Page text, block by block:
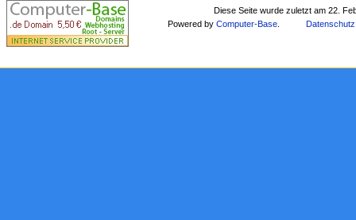
Diese Seite wurde zuletzt am 22.
Powered byComputer-Base Datenschutz